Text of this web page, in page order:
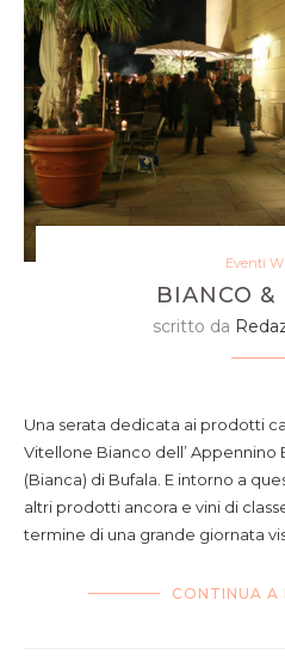
Eventi
BIANCO &
scritto da
la serata al Bistro
Una serata dedicata ai prodotti
Vitellone Bianco dell’
(Bianca) di Bufala. E intorno a
altri prodotti ancora e vini di
termine di una grande giornata
CONTINUA A